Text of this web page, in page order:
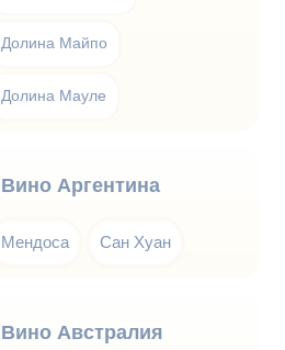
Долина Майпо
Долина Мауле
Вино Аргентина
Мендоса Сан Хуан
Вино Австралия